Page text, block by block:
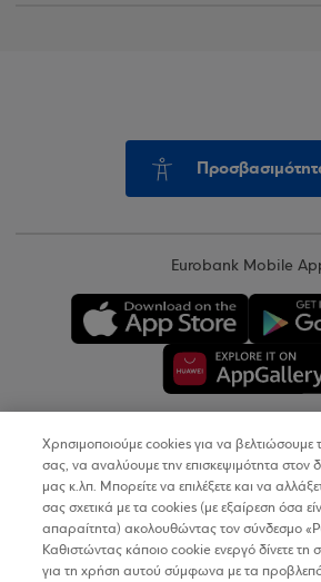
Eurobank Mobile
Copyright © 2026
Όροι Χρήσης
Προσωπικά Δεδομένα στον
Χρησιμοποιούμε cookies για να βελτιώσουμε
σας, να αναλύουμε την επισκεψιμότητα στον
μας κ.λπ. Μπορείτε να επιλέξετε και να
σας σχετικά με τα cookies (με εξαίρεση όσα
απαραίτητα) ακολουθώντας τον σύνδεσμο
Καθιστώντας κάποιο cookie ενεργό δίνετε τη
για τη χρήση αυτού σύμφωνα με τα